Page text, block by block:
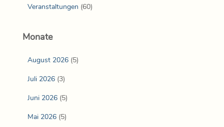
Veranstaltungen (60)
Monate
August 2026 (5)
Juli 2026 (3)
Juni 2026 (5)
Mai 2026 (5)